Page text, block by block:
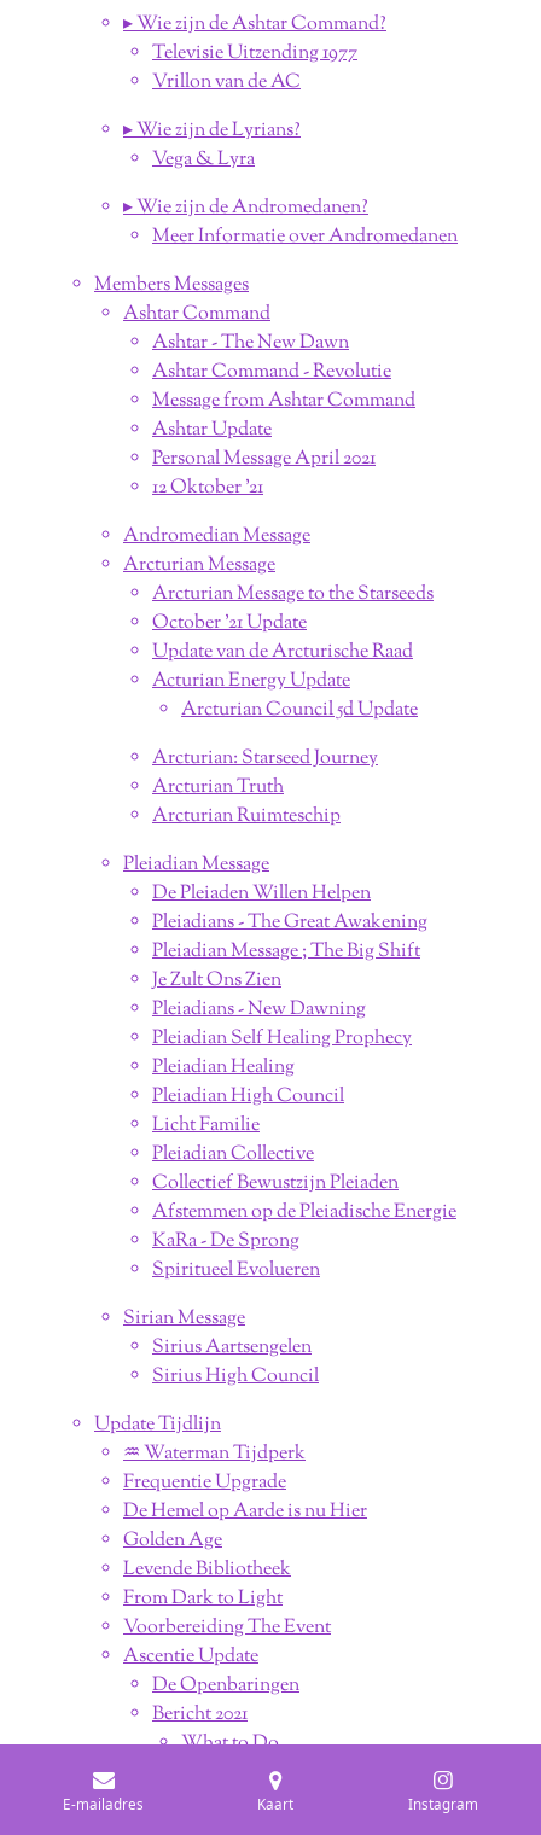
▸ Wie zijn de Ashtar Command?
Televisie Uitzending 1977
Vrillon van de AC
▸ Wie zijn de Lyrians?
Vega & Lyra
▸ Wie zijn de Andromedanen?
Meer Informatie over Andromedanen
Members Messages
Ashtar Command
Ashtar - The New Dawn
Ashtar Command - Revolutie
Message from Ashtar Command
Ashtar Update
Personal Message April 2021
12 Oktober '21
Andromedian Message
Arcturian Message
Arcturian Message to the Starseeds
October '21 Update
Update van de Arcturische Raad
Acturian Energy Update
Arcturian Council 5d Update
Arcturian: Starseed Journey
Arcturian Truth
Arcturian Ruimteschip
Pleiadian Message
De Pleiaden Willen Helpen
Pleiadians - The Great Awakening
Pleiadian Message ; The Big Shift
Je Zult Ons Zien
Pleiadians - New Dawning
Pleiadian Self Healing Prophecy
Pleiadian Healing
Pleiadian High Council
Licht Familie
Pleiadian Collective
Collectief Bewustzijn Pleiaden
Afstemmen op de Pleiadische Energie
KaRa - De Sprong
Spiritueel Evolueren
Sirian Message
Sirius Aartsengelen
Sirius High Council
Update Tijdlijn
♒︎ Waterman Tijdperk
Frequentie Upgrade
De Hemel op Aarde is nu Hier
Golden Age
Levende Bibliotheek
From Dark to Light
Voorbereiding The Event
Ascentie Update
De Openbaringen
Bericht 2021
What to Do
Update 2021
Energie Update
E-mailadres Kaart Instagram